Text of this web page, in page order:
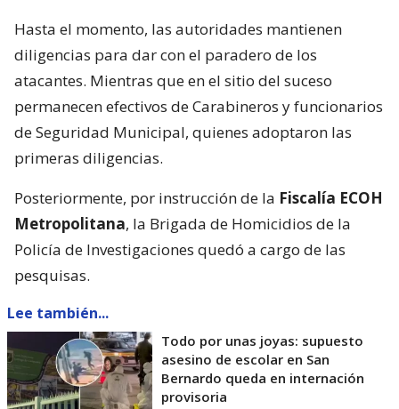
Hasta el momento, las autoridades mantienen
diligencias para dar con el paradero de los
atacantes. Mientras que en el sitio del suceso
permanecen efectivos de Carabineros y funcionarios
de Seguridad Municipal, quienes adoptaron las
primeras diligencias.
Posteriormente, por instrucción de la Fiscalía ECOH
Metropolitana, la Brigada de Homicidios de la
Policía de Investigaciones quedó a cargo de las
pesquisas.
Lee también...
Todo por unas joyas: supuesto
asesino de escolar en San
Bernardo queda en internación
provisoria